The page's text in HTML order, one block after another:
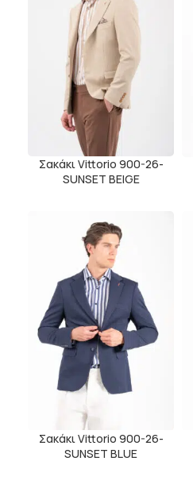
Σακάκι Vittorio 900-26-
SUNSET BEIGE
Σακάκι Vittorio 900-26-
SUNSET BLUE